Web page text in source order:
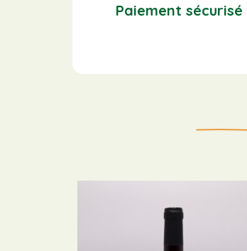
Paiement sécurisé